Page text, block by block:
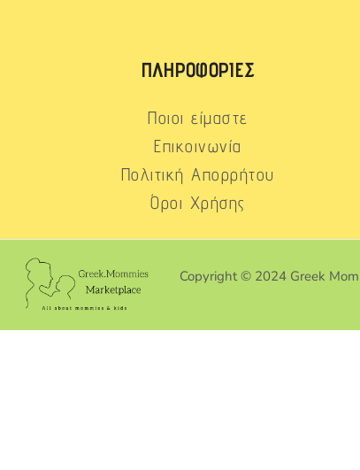
ΠΛΗΡΟΦΟΡΊΕΣ
Ποιοι είμαστε
Επικοινωνία
Πολιτική Απορρήτου
Όροι Χρήσης
Copyright © 2024 Greek